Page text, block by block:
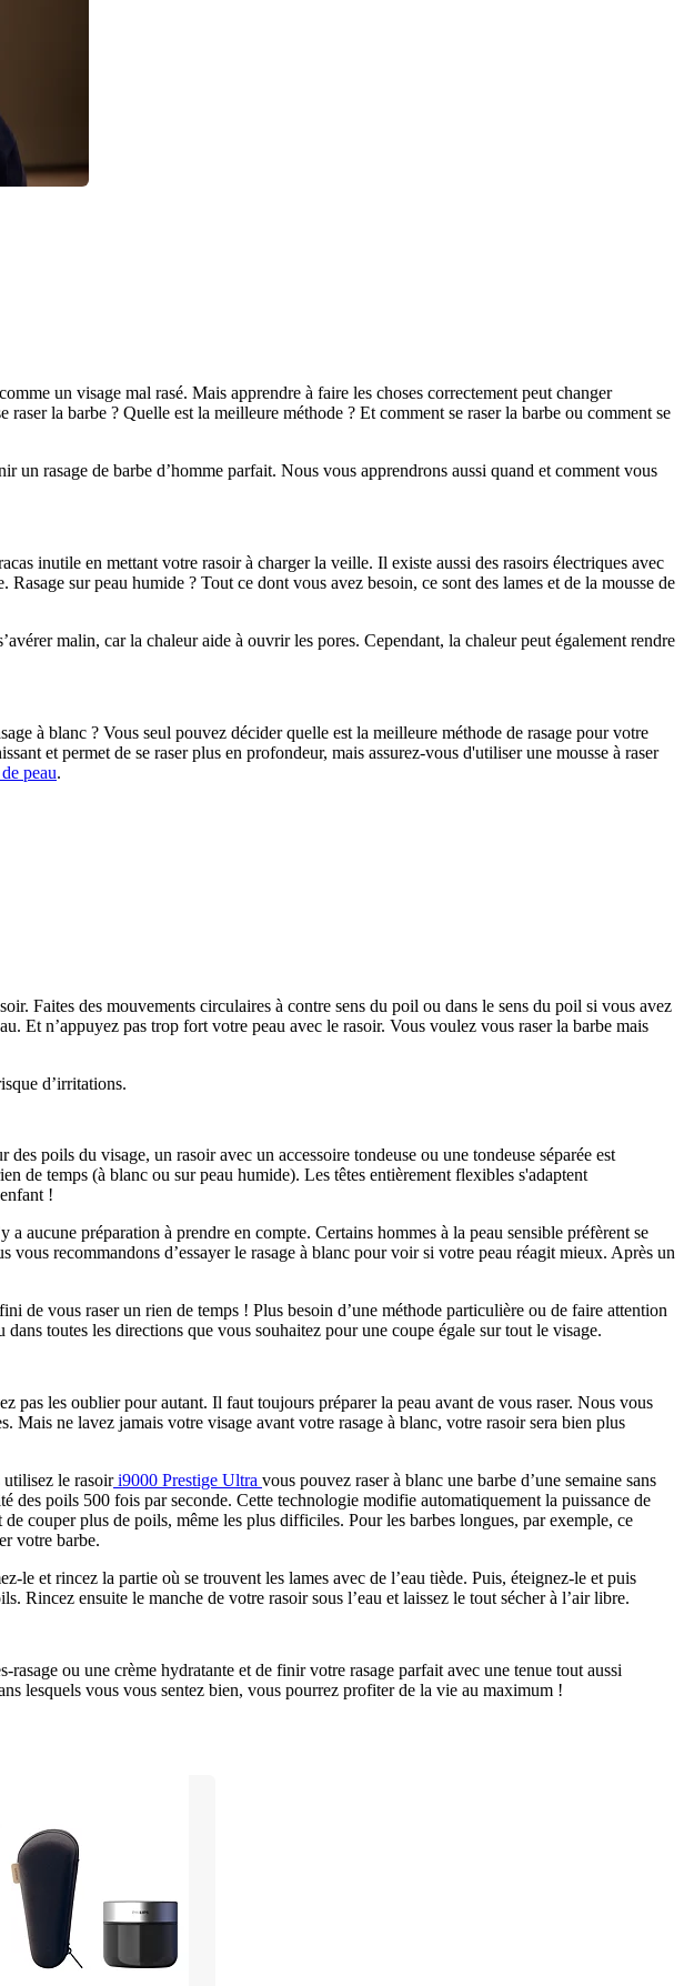
un visage mal rasé. Mais apprendre à faire les choses correctement peut changer
la barbe ? Quelle est la meilleure méthode ? Et comment se raser la barbe ou comment se
un rasage de barbe d’homme parfait. Nous vous apprendrons aussi quand et comment vous
inutile en mettant votre rasoir à charger la veille. Il existe aussi des rasoirs électriques avec
sur peau humide ? Tout ce dont vous avez besoin, ce sont des lames et de la mousse de
malin, car la chaleur aide à ouvrir les pores. Cependant, la chaleur peut également rendre
à blanc ? Vous seul pouvez décider quelle est la meilleure méthode de rasage pour votre
et permet de se raser plus en profondeur, mais assurez-vous d'utiliser une mousse à raser
peau.
Faites des mouvements circulaires à contre sens du poil ou dans le sens du poil si vous avez
Et n’appuyez pas trop fort votre peau avec le rasoir. Vous voulez vous raser la barbe mais
d’irritations.
poils du visage, un rasoir avec un accessoire tondeuse ou une tondeuse séparée est
de temps (à blanc ou sur peau humide). Les têtes entièrement flexibles s'adaptent
!
a aucune préparation à prendre en compte. Certains hommes à la peau sensible préfèrent se
recommandons d’essayer le rasage à blanc pour voir si votre peau réagit mieux. Après un
de vous raser un rien de temps ! Plus besoin d’une méthode particulière ou de faire attention
toutes les directions que vous souhaitez pour une coupe égale sur tout le visage.
pas les oublier pour autant. Il faut toujours préparer la peau avant de vous raser. Nous vous
Mais ne lavez jamais votre visage avant votre rasage à blanc, votre rasoir sera bien plus
utilisez le rasoir i9000 Prestige Ultra vous pouvez raser à blanc une barbe d’une semaine sans
poils 500 fois par seconde. Cette technologie modifie automatiquement la puissance de
couper plus de poils, même les plus difficiles. Pour les barbes longues, par exemple, ce
votre barbe.
le et rincez la partie où se trouvent les lames avec de l’eau tiède. Puis, éteignez-le et puis
ensuite le manche de votre rasoir sous l’eau et laissez le tout sécher à l’air libre.
ou une crème hydratante et de finir votre rasage parfait avec une tenue tout aussi
lesquels vous vous sentez bien, vous pourrez profiter de la vie au maximum !